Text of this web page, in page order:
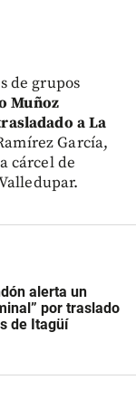
de grupos
Muñoz
a La
García,
cárcel de
alerta un
por traslado
de Itagüí